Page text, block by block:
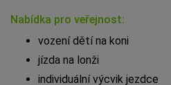
Nabídka pro veřejnost:
vození dětí na koni
jízda na lonži
individuální výcvik jezdce